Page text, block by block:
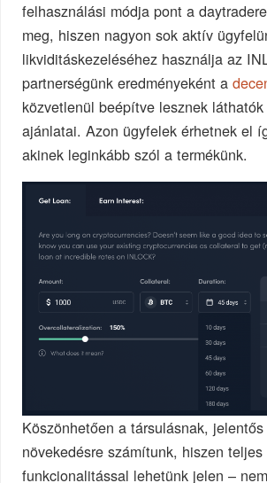
felhasználási módja pont a
meg, hiszen nagyon sok aktív
likviditáskezeléséhez használja az
partnerségünk eredményeként a
közvetlenül beépítve lesznek
ajánlatai. Azon ügyfelek érhetnek el
akinek leginkább szól a termékünk.
Köszönhetően a társulásnak,
növekedésre számítunk, hiszen teljes
funkcionalitással lehetünk jelen –